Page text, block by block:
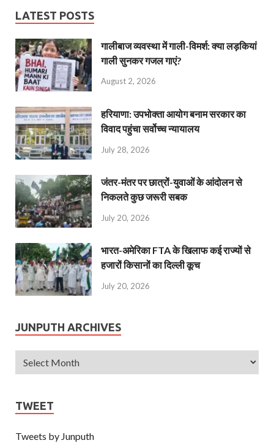
LATEST POSTS
गालीबाज व्‍यवस्‍था में गाली-विमर्श: क्या लड़कियां
गाली सुनकर गजल गाएं?
August 2, 2026
हरियाणा: उपभोक्ता आयोग बनाम सरकार का
विवाद पहुंचा सर्वोच्च न्यायालय
July 28, 2026
जंतर-मंतर पर छात्रों-युवाओं के आंदोलन से
निकलते कुछ जरूरी सबक
July 20, 2026
भारत-अमेरिका FTA के खिलाफ कई राज्यों से
हजारों किसानों का दिल्ली कूच
July 20, 2026
JUNPUTH ARCHIVES
TWEET
Tweets by Junputh